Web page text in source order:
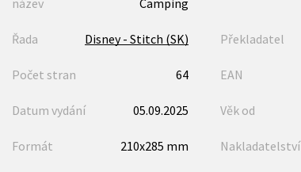
Řada Disney - Stitch (SK) Překladatel
Počet stran 64 EAN
Datum vydání 05.09.2025 Věk od
Formát 210x285 mm Nakladatelství